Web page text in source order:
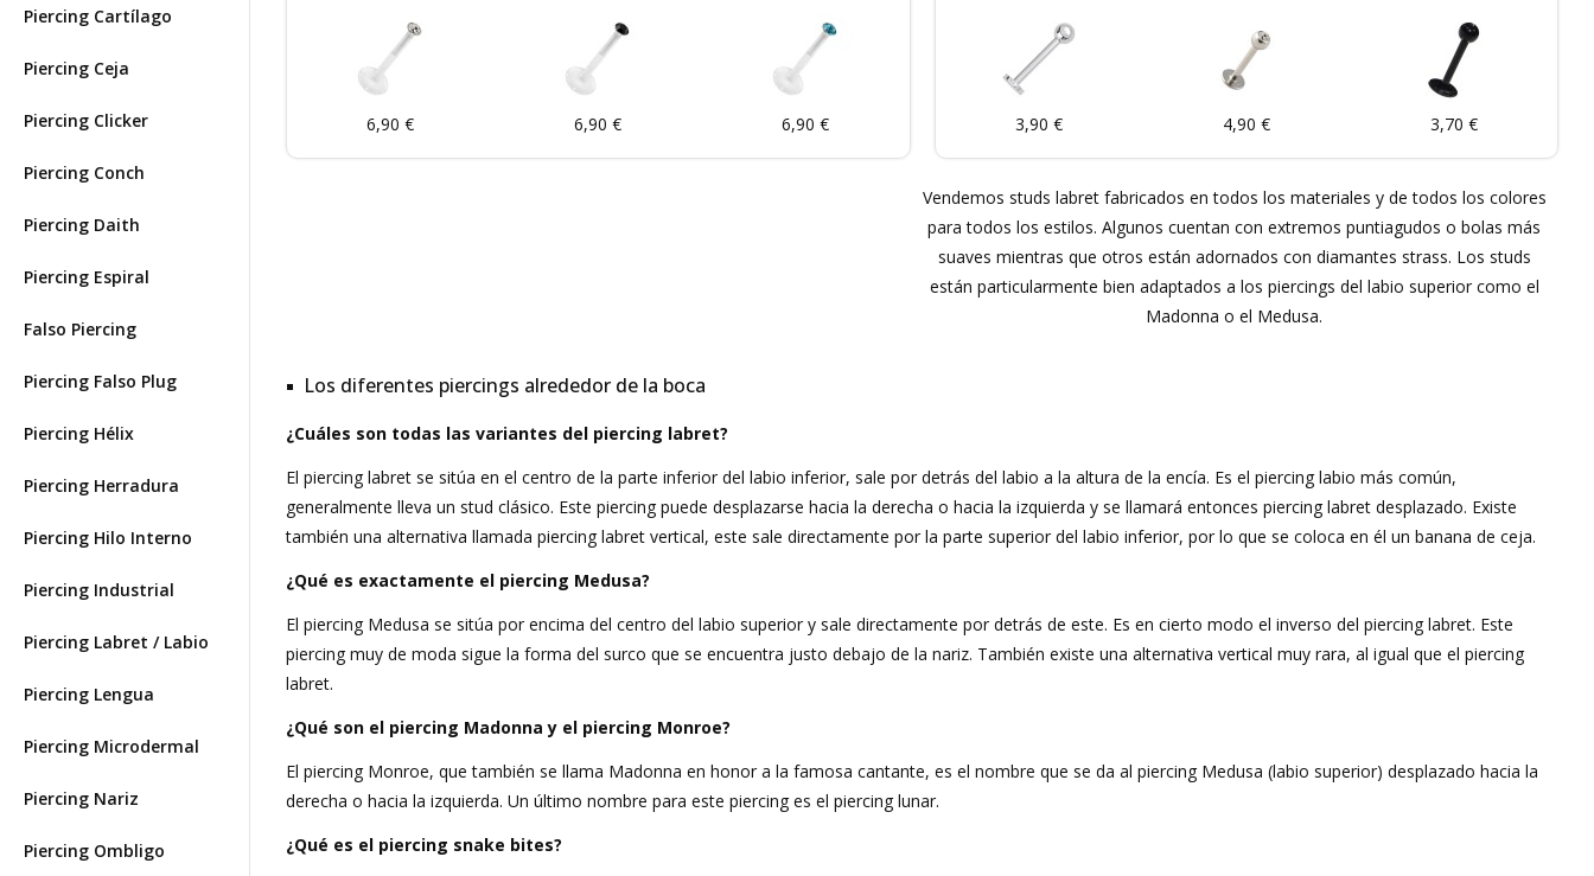
Piercing Cartílago
Piercing Ceja
Piercing Clicker
Piercing Conch
Piercing Daith
Piercing Espiral
Falso Piercing
Piercing Falso Plug
Piercing Hélix
Piercing Herradura
Piercing Hilo Interno
Piercing Industrial
Piercing Labret / Labio
Piercing Lengua
Piercing Microdermal
Piercing Nariz
Piercing Ombligo
6,90 € 6,90 € 6,90 € 3,90 € 4,90 € 3,70 €
Vendemos studs labret fabricados en todos los materiales y de todos los colores
para todos los estilos. Algunos cuentan con extremos puntiagudos o bolas más
suaves mientras que otros están adornados con diamantes strass. Los studs
están particularmente bien adaptados a los piercings del labio superior como el
Madonna o el Medusa.
Los diferentes piercings alrededor de la boca
¿Cuáles son todas las variantes del piercing labret?
El piercing labret se sitúa en el centro de la parte inferior del labio inferior, sale por detrás del labio a la altura de la encía. Es el piercing labio más común,
generalmente lleva un stud clásico. Este piercing puede desplazarse hacia la derecha o hacia la izquierda y se llamará entonces piercing labret desplazado. Existe
también una alternativa llamada piercing labret vertical, este sale directamente por la parte superior del labio inferior, por lo que se coloca en él un banana de ceja.
¿Qué es exactamente el piercing Medusa?
El piercing Medusa se sitúa por encima del centro del labio superior y sale directamente por detrás de este. Es en cierto modo el inverso del piercing labret. Este
piercing muy de moda sigue la forma del surco que se encuentra justo debajo de la nariz. También existe una alternativa vertical muy rara, al igual que el piercing
labret.
¿Qué son el piercing Madonna y el piercing Monroe?
El piercing Monroe, que también se llama Madonna en honor a la famosa cantante, es el nombre que se da al piercing Medusa (labio superior) desplazado hacia la
derecha o hacia la izquierda. Un último nombre para este piercing es el piercing lunar.
¿Qué es el piercing snake bites?